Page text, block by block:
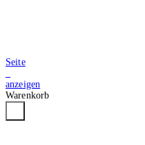
Seite
anzeigen
Warenkorb